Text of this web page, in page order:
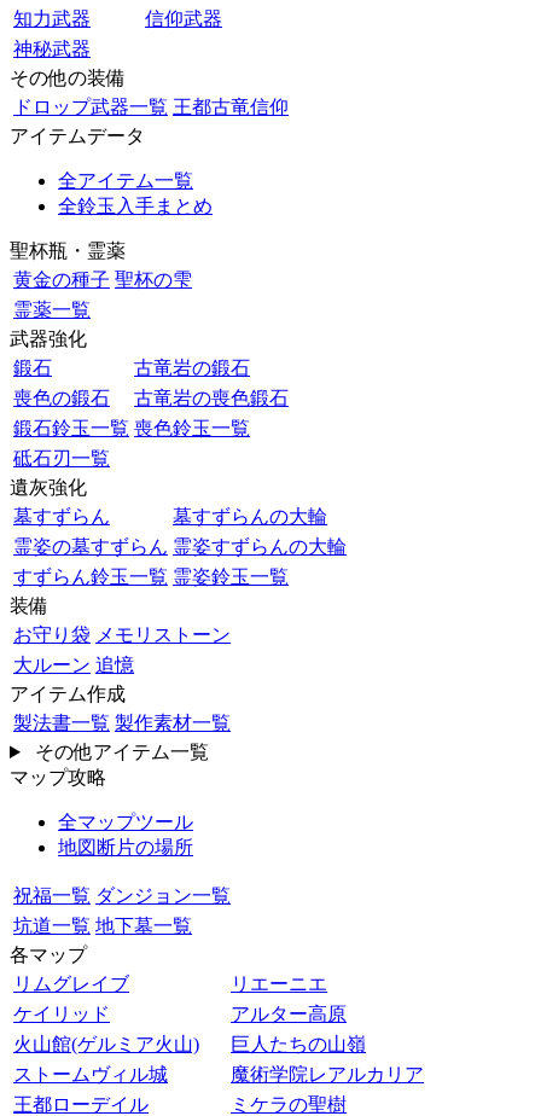
知力武器
信仰武器
神秘武器
その他の装備
ドロップ武器一覧 王都古竜信仰
アイテムデータ
全アイテム一覧
全鈴玉入手まとめ
聖杯瓶・霊薬
黄金の種子 聖杯の雫
霊薬一覧
武器強化
鍛石
古竜岩の鍛石
喪色の鍛石
古竜岩の喪色鍛石
鍛石鈴玉一覧 喪色鈴玉一覧
砥石刃一覧
遺灰強化
墓すずらん
墓すずらんの大輪
霊姿の墓すずらん 霊姿すずらんの大輪
すずらん鈴玉一覧 霊姿鈴玉一覧
装備
お守り袋 メモリストーン
大ルーン 追憶
アイテム作成
製法書一覧 製作素材一覧
その他アイテム一覧
マップ攻略
全マップツール
地図断片の場所
祝福一覧 ダンジョン一覧
坑道一覧 地下墓一覧
各マップ
リムグレイブ
リエーニエ
ケイリッド
アルター高原
火山館(ゲルミア火山)
巨人たちの山嶺
ストームヴィル城
魔術学院レアルカリア
王都ローデイル
ミケラの聖樹